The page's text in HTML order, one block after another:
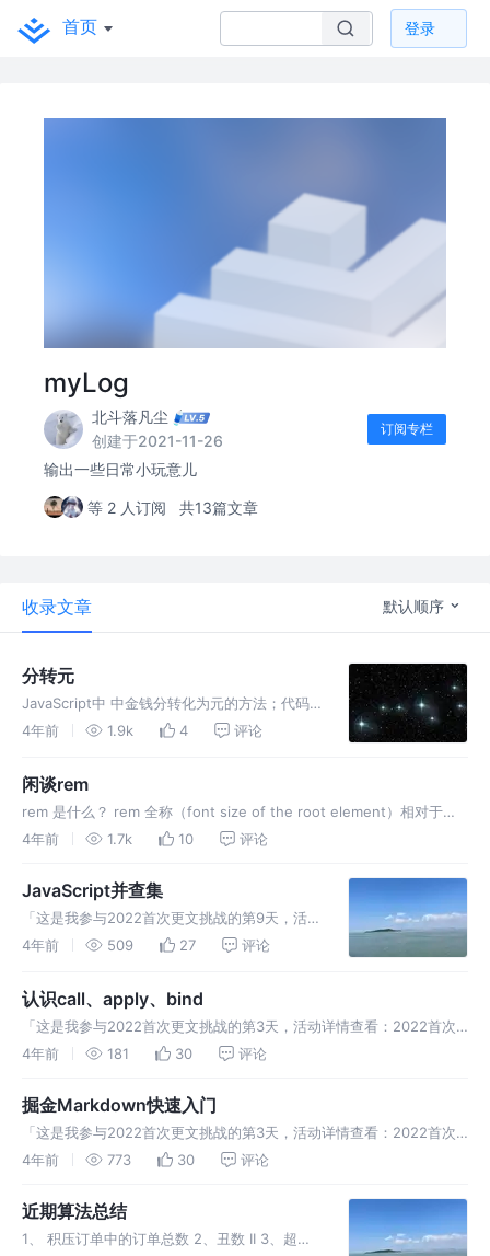
首页 登录
myLog
北斗落凡尘
创建于2021-11-26
订阅专栏
输出一些日常小玩意儿
等 2 人订阅 共13篇文章
收录文章 默认顺序
分转元
JavaScript中 中金钱分转化为元的方法；代码
比较比较简单，日常开发中会经常用到，在此记
4年前 1.9k 4 评论
闲谈rem
rem 是什么？ rem 全称（font size of the root element）相对于根
节点 html 大小的单位 最早讨论是在 2002 年 4 月1 兼容性2 图中可以
4年前 1.7k 10 评论
JavaScript并查集
「这是我参与2022首次更文挑战的第9天，活动
详情查看：2022首次更文挑战」 小明的亲戚圈
识；但是小明是程序员，想做一个自己的“亲戚
圈”，输入一个人可以立即
4年前 509 27 评论
认识call、apply、bind
「这是我参与2022首次更文挑战的第3天，活动详情查看：2022首次
更文挑战」 call MDN上说：call() 方法使用一个指定的 this 值和单独
4年前 181 30 评论
掘金Markdown快速入门
「这是我参与2022首次更文挑战的第3天，活动详情查看：2022首次
更文挑战」 前言 最近在掘金上写一些文章，在写作过程中会遇到一些
因为之
4年前 773 30 评论
近期算法总结
1、 积压订单中的订单总数 2、丑数 II 3、超级